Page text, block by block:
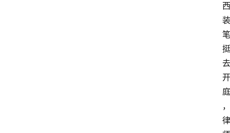
西
装
笔
挺
去
开
庭
，
律